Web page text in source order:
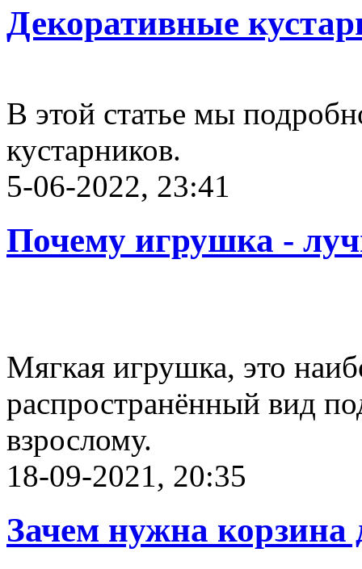
Декоративные
В этой статье мы
кустарников.
5-06-2022, 23:41
Почему игрушка -
Мягкая игрушка, это
распространённый вид
взрослому.
18-09-2021, 20:35
Зачем нужна корзина